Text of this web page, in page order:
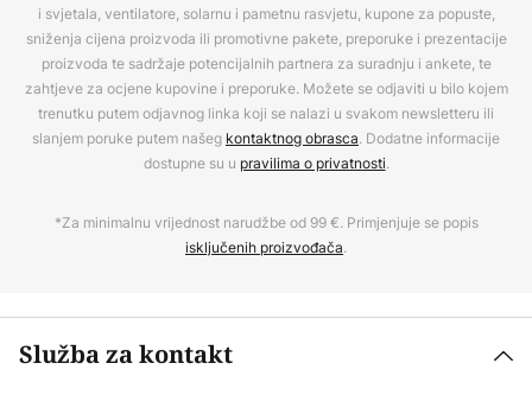
i svjetala, ventilatore, solarnu i pametnu rasvjetu, kupone za popuste,
sniženja cijena proizvoda ili promotivne pakete, preporuke i prezentacije
proizvoda te sadržaje potencijalnih partnera za suradnju i ankete, te
zahtjeve za ocjene kupovine i preporuke. Možete se odjaviti u bilo kojem
trenutku putem odjavnog linka koji se nalazi u svakom newsletteru ili
slanjem poruke putem našeg kontaktnog obrasca. Dodatne informacije
dostupne su u pravilima o privatnosti.
*Za minimalnu vrijednost narudžbe od 99 €. Primjenjuje se popis
isključenih proizvođača.
Služba za kontakt